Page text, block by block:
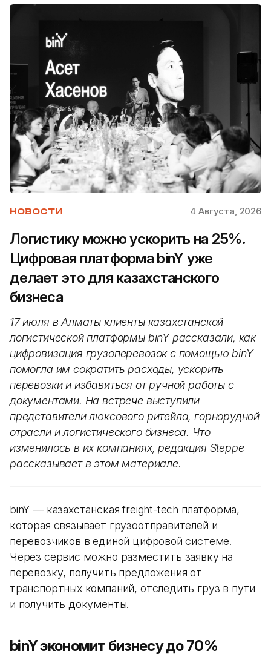
НОВОСТИ 4 Августа, 2026
Логистику можно ускорить на 25%.
Цифровая платформа binY уже
делает это для казахстанского
бизнеса
17 июля в Алматы клиенты казахстанской
логистической платформы binY рассказали, как
цифровизация грузоперевозок с помощью binY
помогла им сократить расходы, ускорить
перевозки и избавиться от ручной работы с
документами. На встрече выступили
представители люксового ритейла, горнорудной
отрасли и логистического бизнеса. Что
изменилось в их компаниях, редакция Steppe
рассказывает в этом материале.
binY — казахстанская freight-tech платформа,
которая связывает грузоотправителей и
перевозчиков в единой цифровой системе.
Через сервис можно разместить заявку на
перевозку, получить предложения от
транспортных компаний, отследить груз в пути
и получить документы.
binY экономит бизнесу до 70%